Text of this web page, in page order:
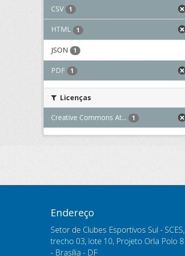
CSV 1
HTML 1
JSON 1
PDF 1
Licenças
Creative Commons At... 1
Endereço
Setor de Clubes Esportivos Sul - SCES,
trecho 03, lote 10, Projeto Orla Polo 8
- Brasília - DF